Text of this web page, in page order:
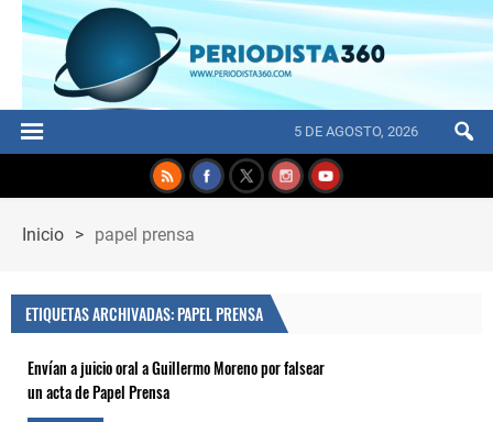
5 DE AGOSTO, 2026
Inicio > papel prensa
ETIQUETAS ARCHIVADAS: PAPEL PRENSA
Envían a juicio oral a Guillermo Moreno por falsear
un acta de Papel Prensa